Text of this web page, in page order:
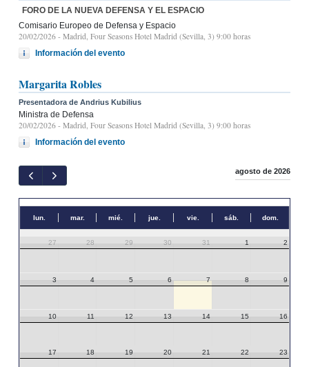
FORO DE LA NUEVA DEFENSA Y EL ESPACIO
Comisario Europeo de Defensa y Espacio
20/02/2026 - Madrid, Four Seasons Hotel Madrid (Sevilla, 3) 9:00 horas
Información del evento
Margarita Robles
Presentadora de Andrius Kubilius
Ministra de Defensa
20/02/2026 - Madrid, Four Seasons Hotel Madrid (Sevilla, 3) 9:00 horas
Información del evento
agosto de 2026
lun. mar. mié. jue. vie. sáb. dom.
27 28 29 30 31 1 2
3 4 5 6 7 8 9
10 11 12 13 14 15 16
17 18 19 20 21 22 23